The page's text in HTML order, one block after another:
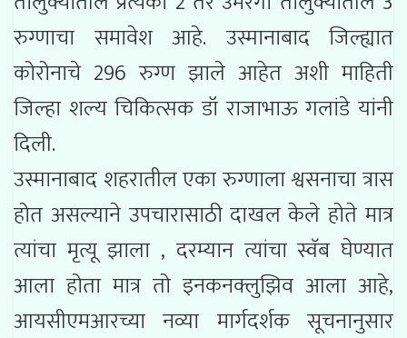
रुग्णाचा समावेश आहे. उस्मानाबाद जिल्ह्यात
कोरोनाचे 296 रुग्ण झाले आहेत अशी माहिती
जिल्हा शल्य चिकित्सक डॉ राजाभाऊ गलांडे यांनी
दिली.
उस्मानाबाद शहरातील एका रुग्णाला श्वसनाचा त्रास
होत असल्याने उपचारासाठी दाखल केले होते मात्र
त्यांचा मृत्यू झाला , दरम्यान त्यांचा स्वॅब घेण्यात
आला होता मात्र तो इनकनक्लुझिव आला आहे,
आयसीएमआरच्या नव्या मार्गदर्शक सूचनानुसार